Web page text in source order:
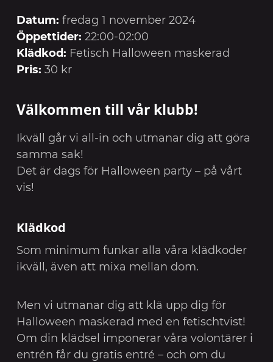
Datum: fredag 1 november 2024
Öppettider: 22:00-02:00
Klädkod: Fetisch Halloween maskerad
Pris: 30 kr
Välkommen till vår klubb!
Ikväll går vi all-in och utmanar dig att göra
samma sak!
Det är dags för Halloween party – på vårt
vis!
Klädkod
Som minimum funkar alla våra klädkoder
ikväll, även att mixa mellan dom.
Men vi utmanar dig att klä upp dig för
Halloween maskerad med en fetischtvist!
Om din klädsel imponerar våra volontärer i
entrén får du gratis entré – och om du